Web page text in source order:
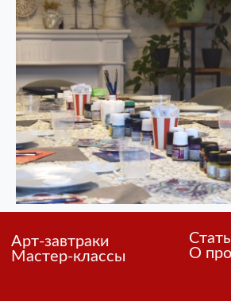
Политика в отношении обработки персональных данных
ИП Казаковцева Ирина Вячеславовна
ОГРНИП 326620000025781
2026 Восток Арт Дизайн
ИНН 623006014452